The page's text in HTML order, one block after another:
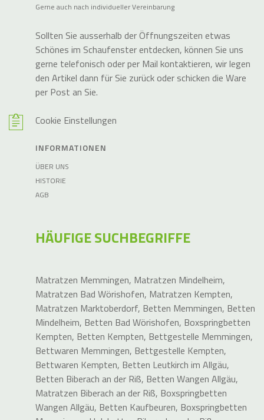
Gerne auch nach individueller Vereinbarung
Sollten Sie ausserhalb der Öffnungszeiten etwas
Schönes im Schaufenster entdecken, können Sie uns
gerne telefonisch oder per Mail kontaktieren, wir legen
den Artikel dann für Sie zurück oder schicken die Ware
per Post an Sie.
Cookie Einstellungen
INFORMATIONEN
ÜBER UNS
HISTORIE
AGB
HÄUFIGE SUCHBEGRIFFE
Matratzen Memmingen, Matratzen Mindelheim,
Matratzen Bad Wörishofen, Matratzen Kempten,
Matratzen Marktoberdorf, Betten Memmingen, Betten
Mindelheim, Betten Bad Wörishofen, Boxspringbetten
Kempten, Betten Kempten, Bettgestelle Memmingen,
Bettwaren Memmingen, Bettgestelle Kempten,
Bettwaren Kempten, Betten Leutkirch im Allgäu,
Betten Biberach an der Riß, Betten Wangen Allgäu,
Matratzen Biberach an der Riß, Boxspringbetten
Wangen Allgäu, Betten Kaufbeuren, Boxspringbetten